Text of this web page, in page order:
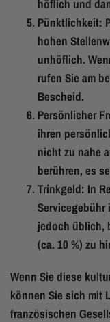
höflich und
Pünktlichkeit:
hohen
unhöflich.
rufen Sie am
Bescheid.
Persönlicher
ihren
nicht zu nahe
berühren, es
Trinkgeld: In
Servicegebühr
jedoch üblich,
(ca. 10 %) zu
Wenn Sie diese
können Sie sich mit
französischen